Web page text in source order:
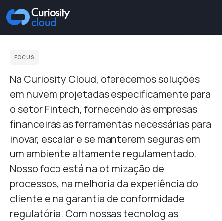
FOCUS
Na Curiosity Cloud, oferecemos soluções
em nuvem projetadas especificamente para
o setor Fintech, fornecendo às empresas
financeiras as ferramentas necessárias para
inovar, escalar e se manterem seguras em
um ambiente altamente regulamentado.
Nosso foco está na otimização de
processos, na melhoria da experiência do
cliente e na garantia de conformidade
regulatória. Com nossas tecnologias